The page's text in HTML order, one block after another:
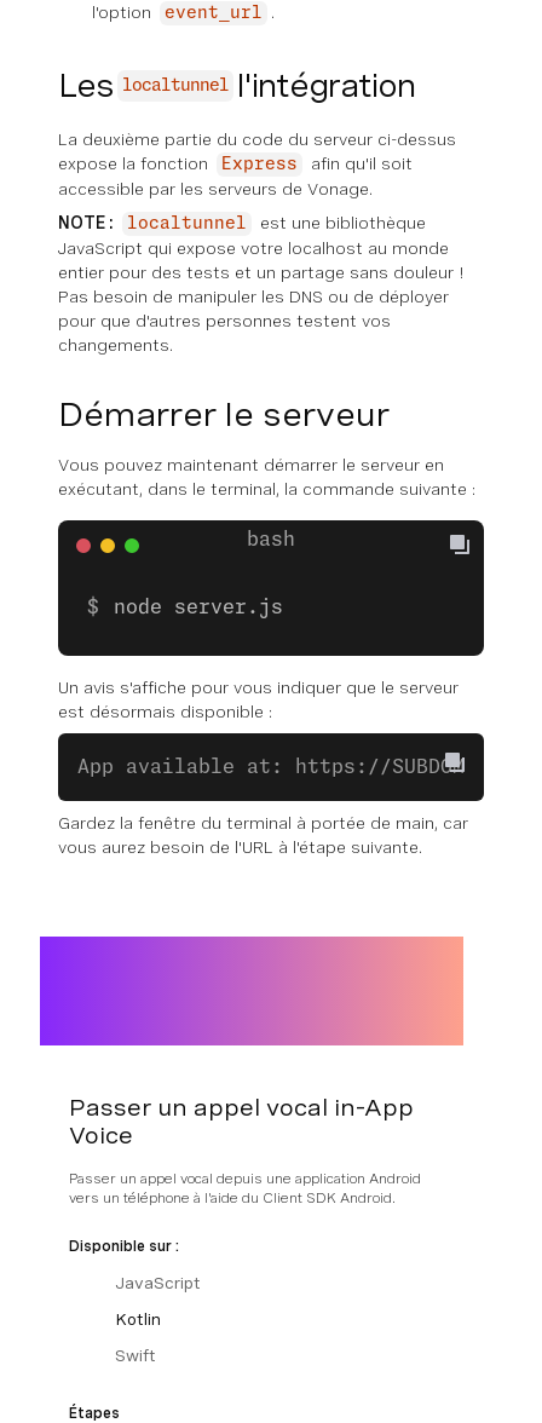
l'option
event_url .
Les localtunnel l'intégration
La deuxième partie du code du serveur ci-dessus
expose la fonction
Express
afin qu'il soit
accessible par les serveurs de Vonage.
NOTE :
localtunnel
est une bibliothèque
JavaScript qui expose votre localhost au monde
entier pour des tests et un partage sans douleur !
Pas besoin de manipuler les DNS ou de déployer
pour que d'autres personnes testent vos
changements.
Démarrer le serveur
Vous pouvez maintenant démarrer le serveur en
exécutant, dans le terminal, la commande suivante :
node server.js
Un avis s'affiche pour vous indiquer que le serveur
est désormais disponible :
App available at: https://
Gardez la fenêtre du terminal à portée de main, car
vous aurez besoin de l'URL à l'étape suivante.
Passer un appel vocal in-App
Voice
Passer un appel vocal depuis une application Android
vers un téléphone à l'aide du Client SDK Android.
Disponible sur :
JavaScript
Kotlin
Swift
Étapes